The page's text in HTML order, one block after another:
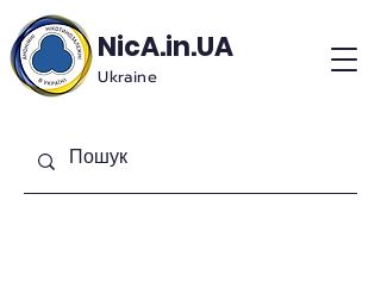
NicA.in.UA
Ukraine